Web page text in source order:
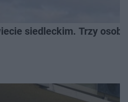
siedleckim. Trzy